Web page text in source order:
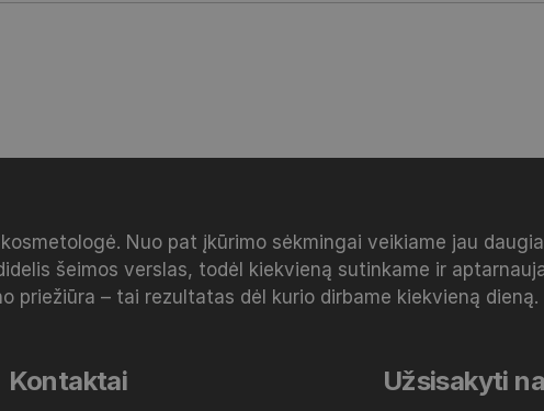
Nuo pat įkūrimo sėkmingai veikiame jau
šeimos verslas, todėl kiekvieną sutinkame ir
priežiūra – tai rezultatas dėl kurio dirbame kiekvieną dieną.
Užsisakyti
Kontaktai